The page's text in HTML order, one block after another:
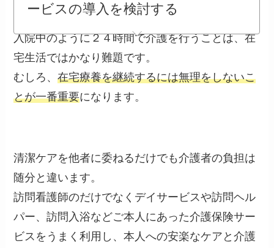
ービスの導入を検討する
入院中のように２４時間で介護を行うことは、在
宅生活ではかなり難題です。
むしろ、在宅療養を継続するには無理をしないこ
とが一番重要になります。
清潔ケアを他者に委ねるだけでも介護者の負担は
随分と違います。
訪問看護師のだけでなくデイサービスや訪問ヘル
パー、訪問入浴などご本人にあった介護保険サー
ビスをうまく利用し、本人への安楽なケアと介護